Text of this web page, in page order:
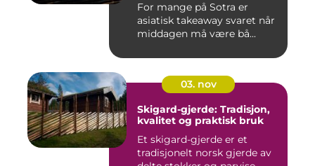
For mange på Sotra er
asiatisk takeaway svaret når
middagen må være bå...
03. nov
Skigard-gjerde: Tradisjon,
kvalitet og praktisk bruk
Et skigard-gjerde er et
tradisjonelt norsk gjerde av